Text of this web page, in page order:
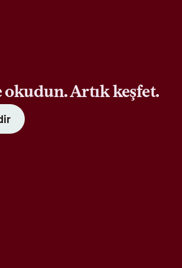
okudun. Artık keşfet.